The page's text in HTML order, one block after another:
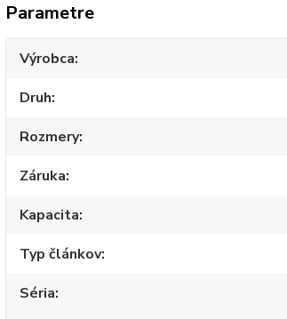
Parametre
Výrobca
Druh
Rozmery
Záruka
Kapacita
Typ článkov
Séria